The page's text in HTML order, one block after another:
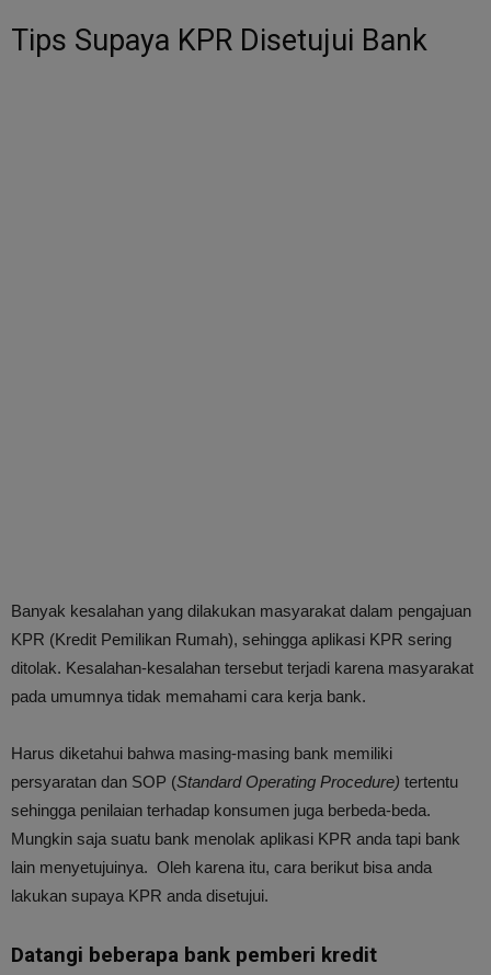
Tips Supaya KPR Disetujui Bank
Banyak kesalahan yang dilakukan masyarakat dalam pengajuan
KPR (Kredit Pemilikan Rumah), sehingga aplikasi KPR sering
ditolak. Kesalahan-kesalahan tersebut terjadi karena masyarakat
pada umumnya tidak memahami cara kerja bank.
Harus diketahui bahwa masing-masing bank memiliki
persyaratan dan SOP (Standard Operating Procedure) tertentu
sehingga penilaian terhadap konsumen juga berbeda-beda.
Mungkin saja suatu bank menolak aplikasi KPR anda tapi bank
lain menyetujuinya. Oleh karena itu, cara berikut bisa anda
lakukan supaya KPR anda disetujui.
Datangi beberapa bank pemberi kredit